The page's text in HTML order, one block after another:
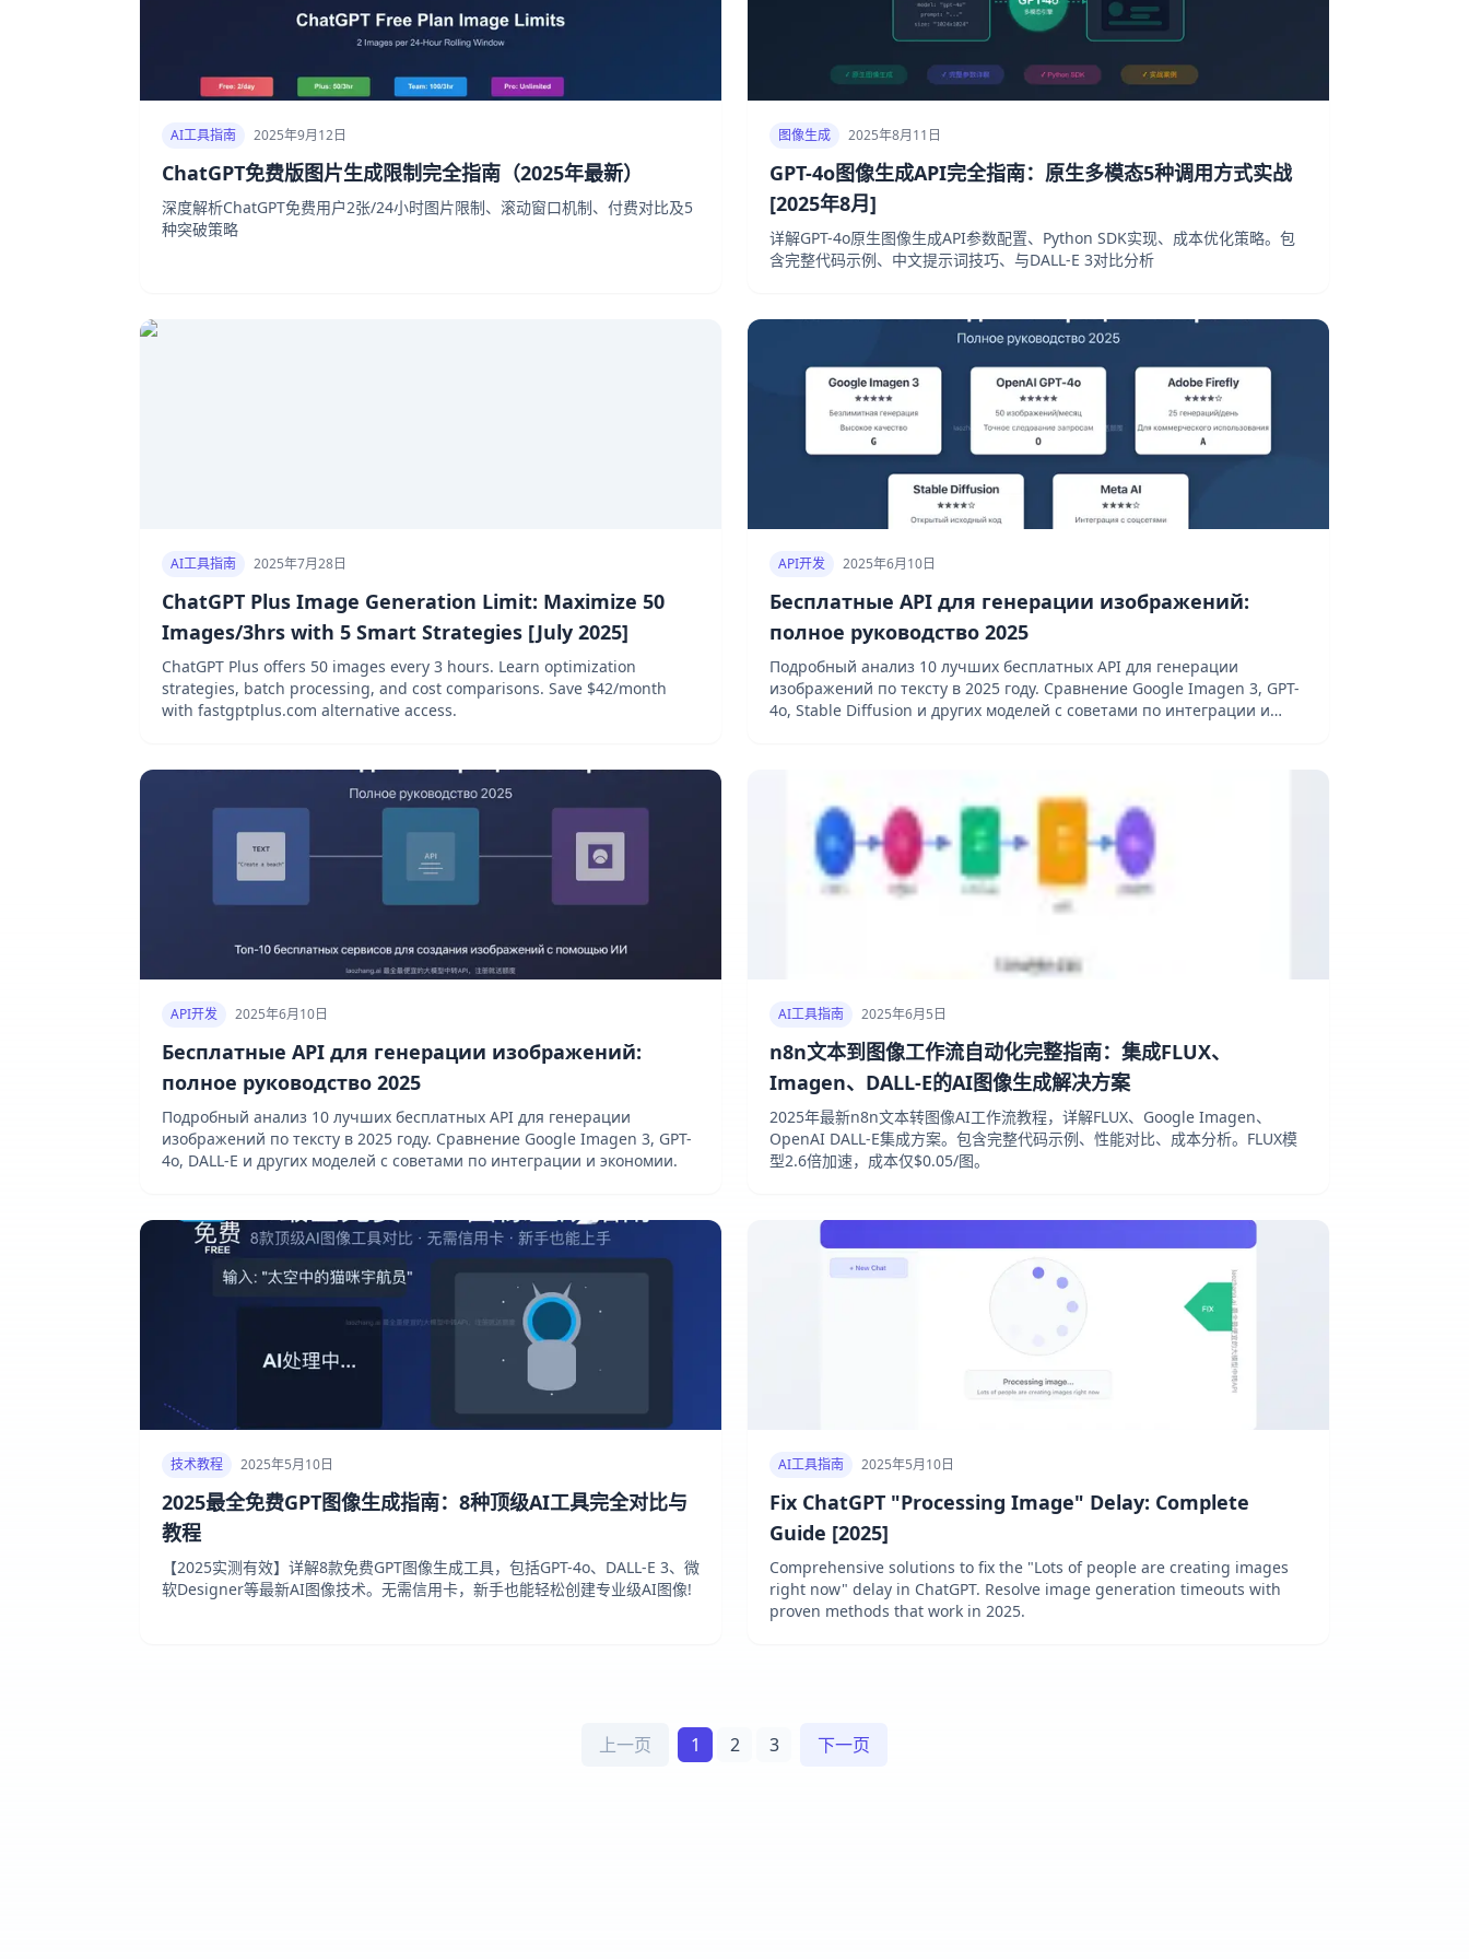
AI工具指南 2025年9月12日
ChatGPT免费版图片生成限制完全指南（2025年最新）
深度解析ChatGPT免费用户2张/24小时图片限制、滚动窗口机制、付费对比及5
种突破策略
图像生成 2025年8月11日
GPT-4o图像生成API完全指南：原生多模态5种调用方式实战
[2025年8月]
详解GPT-4o原生图像生成API参数配置、Python SDK实现、成本优化策略。包
含完整代码示例、中文提示词技巧、与DALL-E 3对比分析
AI工具指南 2025年7月28日
ChatGPT Plus Image Generation Limit: Maximize 50
Images/3hrs with 5 Smart Strategies [July 2025]
ChatGPT Plus offers 50 images every 3 hours. Learn optimization
strategies, batch processing, and cost comparisons. Save $42/month
with fastgptplus.com alternative access.
API开发 2025年6月10日
Бесплатные API для генерации изображений:
полное руководство 2025
Подробный анализ 10 лучших бесплатных API для генерации
изображений по тексту в 2025 году. Сравнение Google Imagen 3, GPT-
4o, Stable Diffusion и других моделей с советами по интеграции и
API开发 2025年6月10日
Бесплатные API для генерации изображений:
полное руководство 2025
Подробный анализ 10 лучших бесплатных API для генерации
изображений по тексту в 2025 году. Сравнение Google Imagen 3, GPT-
4o, DALL-E и других моделей с советами по интеграции и экономии.
AI工具指南 2025年6月5日
n8n文本到图像工作流自动化完整指南：集成FLUX、
Imagen、DALL-E的AI图像生成解决方案
2025年最新n8n文本转图像AI工作流教程，详解FLUX、Google Imagen、
OpenAI DALL-E集成方案。包含完整代码示例、性能对比、成本分析。FLUX模
型2.6倍加速，成本仅$0.05/图。
技术教程 2025年5月10日
2025最全免费GPT图像生成指南：8种顶级AI工具完全对比与
教程
【2025实测有效】详解8款免费GPT图像生成工具，包括GPT-4o、DALL-E 3、微
软Designer等最新AI图像技术。无需信用卡，新手也能轻松创建专业级AI图像!
AI工具指南 2025年5月10日
Fix ChatGPT "Processing Image" Delay: Complete
Guide [2025]
Comprehensive solutions to fix the "Lots of people are creating images
right now" delay in ChatGPT. Resolve image generation timeouts with
proven methods that work in 2025.
上一页 1 2 3 下一页